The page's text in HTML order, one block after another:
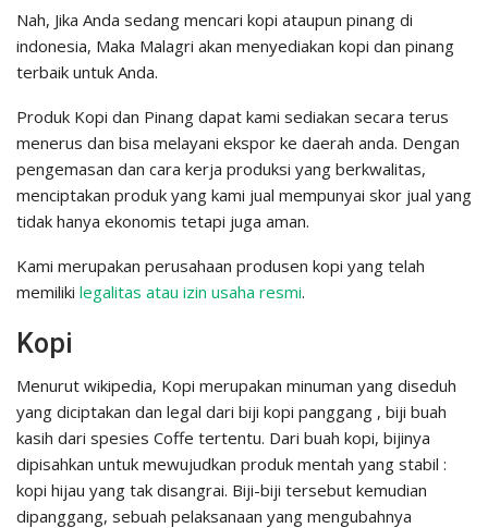
Nah, Jika Anda sedang mencari kopi ataupun pinang di
indonesia, Maka Malagri akan menyediakan kopi dan pinang
terbaik untuk Anda.
Produk Kopi dan Pinang dapat kami sediakan secara terus
menerus dan bisa melayani ekspor ke daerah anda. Dengan
pengemasan dan cara kerja produksi yang berkwalitas,
menciptakan produk yang kami jual mempunyai skor jual yang
tidak hanya ekonomis tetapi juga aman.
Kami merupakan perusahaan produsen kopi yang telah
memiliki legalitas atau izin usaha resmi.
Kopi
Menurut wikipedia, Kopi merupakan minuman yang diseduh
yang diciptakan dan legal dari biji kopi panggang , biji buah
kasih dari spesies Coffe tertentu. Dari buah kopi, bijinya
dipisahkan untuk mewujudkan produk mentah yang stabil :
kopi hijau yang tak disangrai. Biji-biji tersebut kemudian
dipanggang, sebuah pelaksanaan yang mengubahnya